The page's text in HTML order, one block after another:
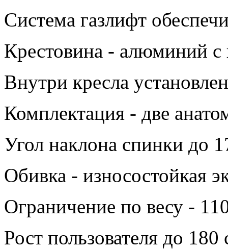
Система газлифт
Крестовина - алюминий
Внутри кресла
Комплектация - две
Угол наклона спинки до
Обивка - износостойкая
Ограничение по весу -
Рост пользователя до 180